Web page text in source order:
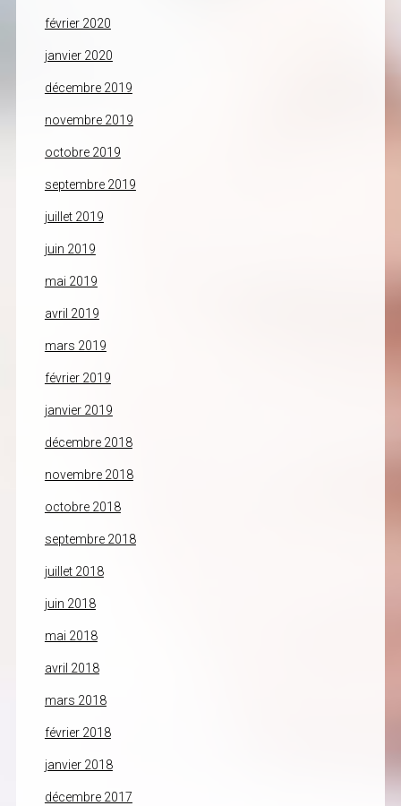
février 2020
janvier 2020
décembre 2019
novembre 2019
octobre 2019
septembre 2019
juillet 2019
juin 2019
mai 2019
avril 2019
mars 2019
février 2019
janvier 2019
décembre 2018
novembre 2018
octobre 2018
septembre 2018
juillet 2018
juin 2018
mai 2018
avril 2018
mars 2018
février 2018
janvier 2018
décembre 2017